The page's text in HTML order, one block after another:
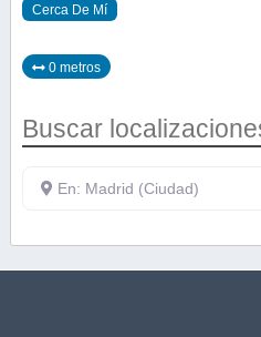
Cerca De Mí
0 metros
Buscar
En: Madrid (Ciudad)